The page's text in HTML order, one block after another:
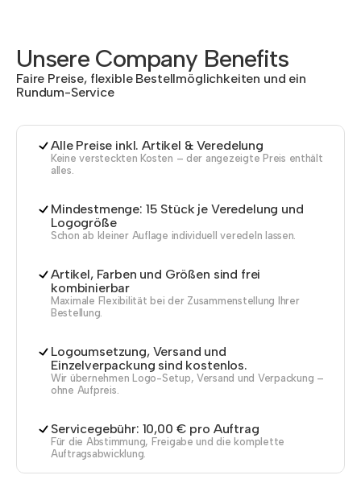
Unsere Company Benefits
Faire Preise, flexible Bestellmöglichkeiten und ein
Rundum-Service
Alle Preise inkl. Artikel & Veredelung
Keine versteckten Kosten – der angezeigte Preis enthält
alles.
Mindestmenge: 15 Stück je Veredelung und
Logogröße
Schon ab kleiner Auflage individuell veredeln lassen.
Artikel, Farben und Größen sind frei
kombinierbar
Maximale Flexibilität bei der Zusammenstellung Ihrer
Bestellung.
Logoumsetzung, Versand und
Einzelverpackung sind kostenlos.
Wir übernehmen Logo-Setup, Versand und Verpackung –
ohne Aufpreis.
Servicegebühr: 10,00 € pro Auftrag
Für die Abstimmung, Freigabe und die komplette
Auftragsabwicklung.